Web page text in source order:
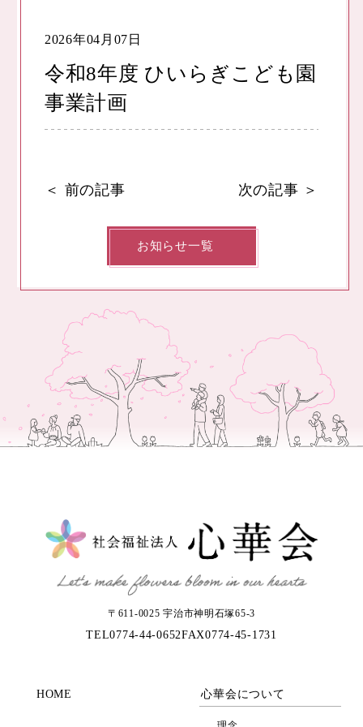
2026年04月07日
令和8年度 ひいらぎこども園
事業計画
＜ 前の記事 次の記事 ＞
お知らせ一覧
〒611-0025 宇治市神明石塚65-3
TEL0774-44-0652FAX0774-45-1731
HOME 心華会について